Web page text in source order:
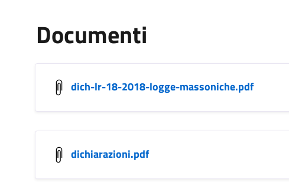
Documenti
dich-lr-18-2018-logge-massoniche.pdf
dichiarazioni.pdf